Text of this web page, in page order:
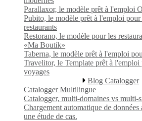
Parallaxor, le modèle prêt à l'emploi
Pubito, le modèle prêt à l'emploi pour
restaurants
Restorano, le modèle pour les
«Ma Boutik»
Taberna, le modèle prêt à l'emploi
Travelitor, le Template prêt à l'emploi
voyages
Blog Catalogger
Catalogger Multilingue
Catalogger, multi-domaines vs multi-
Chargement automatique de données
une étude de cas.